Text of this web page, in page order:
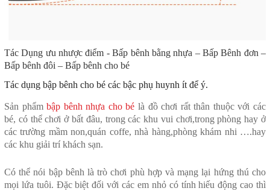
Tác Dụng ưu nhược điểm - Bấp bênh bằng nhựa – Bấp Bênh đơn –
Bấp bênh đôi – Bấp bênh cho bé
Tác dụng bập bênh cho bé các bậc phụ huynh ít để ý.
Sản phẩmbập bênh nhựa cho bé là đồ chơi rất thân thuộc với các
bé, có thể chơi ở bất đâu, trong các khu vui chơi,trong phòng hay ở
các trường mầm non,quán coffe, nhà hàng,phòng khám nhi ….hay
các khu giải trí khách sạn.
Có thể nói bập bênh là trò chơi phù hợp và mạng lại hứng thú cho
mọi lứa tuôi. Đặc biệt đối với các em nhỏ có tính hiếu động cao thì